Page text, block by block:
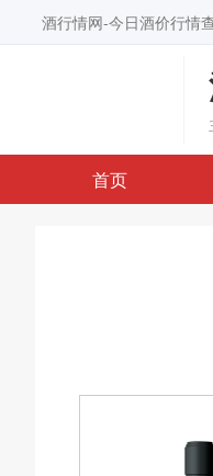
酒行情网-今日酒价行情
首页